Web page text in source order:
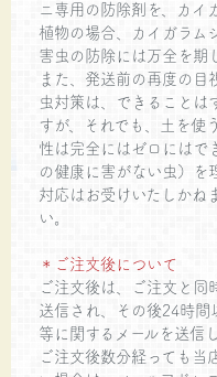
ニ専用の防除剤を、カイ
植物の場合、カイガラム
害虫の防除には万全を期
また、発送前の再度の目
虫対策は、できることは
すが、それでも、土を使
性は完全にはゼロにはで
の健康に害がない虫）を
対応はお受けいたしかね
い。
＊ご注文後について
ご注文後は、ご注文と同
送信され、その後24時間
等に関するメールを送信し
ご注文後数分経っても当